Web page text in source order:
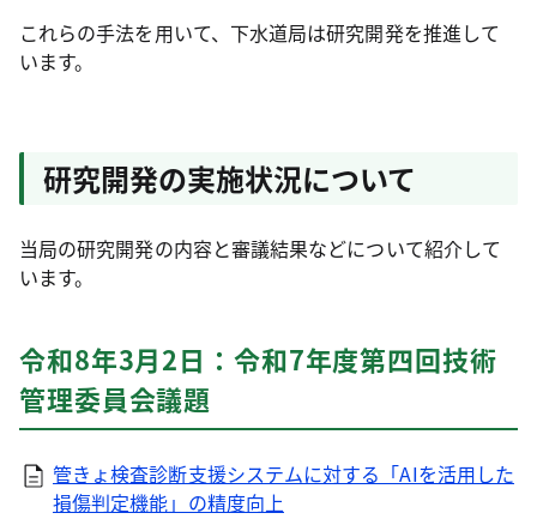
これらの手法を用いて、下水道局は研究開発を推進して
います。
研究開発の実施状況について
当局の研究開発の内容と審議結果などについて紹介して
います。
令和8年3月2日：令和7年度第四回技術
管理委員会議題
管きょ検査診断支援システムに対する「AIを活用した
損傷判定機能」の精度向上